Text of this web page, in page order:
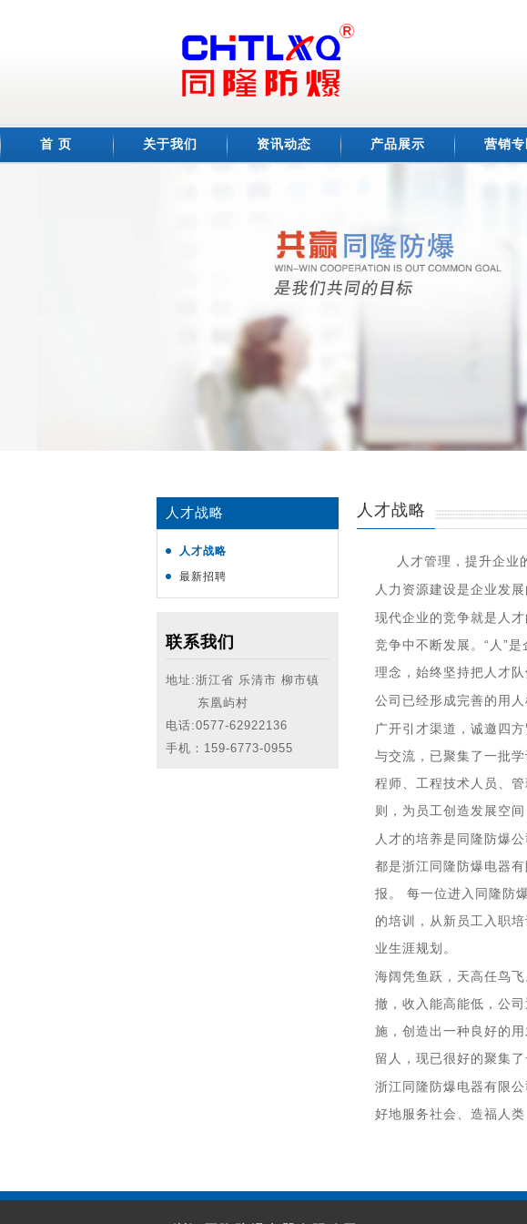
首 页 关于我们 资讯动态 产品展示 营销专
人才战略
人才战略
最新招聘
联系我们
地址:浙江省 乐清市 柳市镇
东凰屿村
电话:0577-62922136
手机：159-6773-0955
人才战略
人才管理，提升企业
人力资源建设是企业发
现代企业的竞争就是人
竞争中不断发展。 “ 人 ”是
理念，始终坚持把人才
公司已经形成完善的用
广开引才渠道，诚邀四
与交流，已聚集了一批
程师、工程技术人员、
则，为员工创造发展空
人才的培养是 同隆防爆
都是浙江同隆防爆电器有
报。 每一位进入 同隆防爆
的培训，从新员工入职
业生涯规划。
海阔凭鱼跃，天高任鸟
撤，收入能高能低，公
施，创造出一种良好的
留人，现已很好的聚集
浙江同隆防爆电器有限公
好地服务社会、造福人类